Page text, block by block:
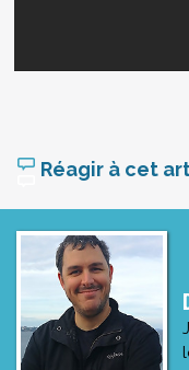
Réagir à cet